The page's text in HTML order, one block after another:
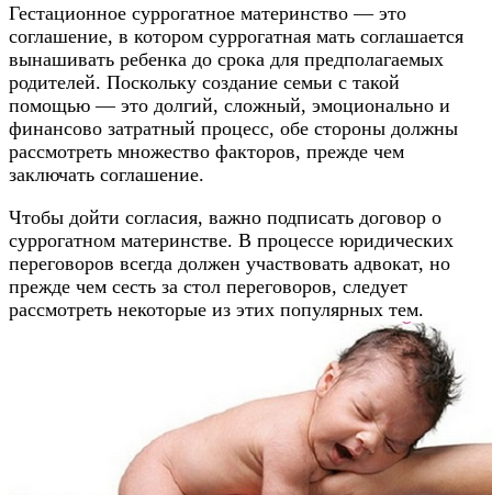
Гестационное суррогатное материнство — это
соглашение, в котором суррогатная мать соглашается
вынашивать ребенка до срока для предполагаемых
родителей. Поскольку создание семьи с такой
помощью — это долгий, сложный, эмоционально и
финансово затратный процесс, обе стороны должны
рассмотреть множество факторов, прежде чем
заключать соглашение.
Чтобы дойти согласия, важно подписать договор о
суррогатном материнстве. В процессе юридических
переговоров всегда должен участвовать адвокат, но
прежде чем сесть за стол переговоров, следует
рассмотреть некоторые из этих популярных тем.